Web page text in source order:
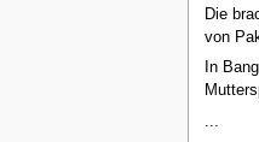
Die
von
In